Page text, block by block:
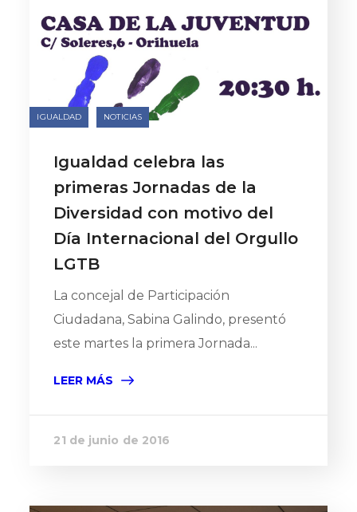
IGUALDAD NOTICIAS
Igualdad celebra las
primeras Jornadas de la
Diversidad con motivo del
Día Internacional del Orgullo
LGTB
La concejal de Participación
Ciudadana, Sabina Galindo, presentó
este martes la primera Jornada...
LEER MÁS
21 de junio de 2016